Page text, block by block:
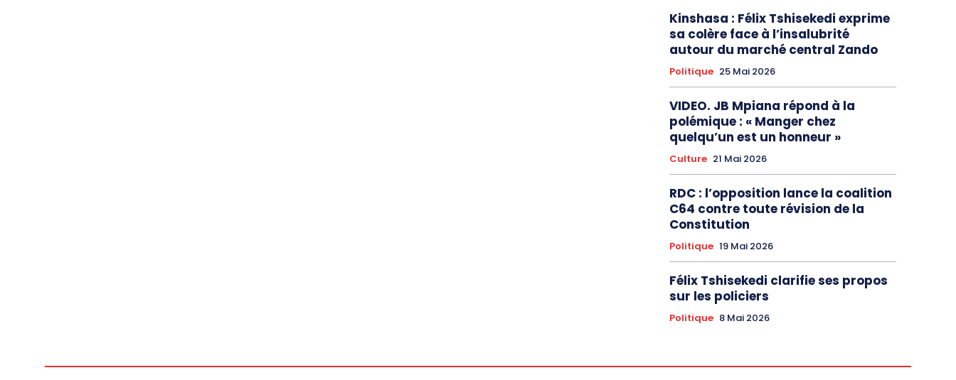
Kinshasa : Félix Tshisekedi exprime
sa colère face à l’insalubrité
autour du marché central Zando
Politique 25 Mai 2026
VIDEO. JB Mpiana répond à la
polémique : « Manger chez
quelqu’un est un honneur »
Culture 21 Mai 2026
RDC : l’opposition lance la coalition
C64 contre toute révision de la
Constitution
Politique 19 Mai 2026
Félix Tshisekedi clarifie ses propos
sur les policiers
Politique 8 Mai 2026